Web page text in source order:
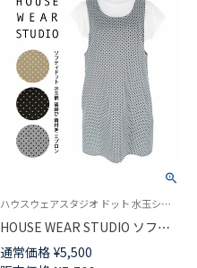
ハウスウェアスタジオ ドット 水玉シワになりにくい ポリエステル素材
HOUSE WEAR STUDIO ソフテ
ィドット ポリエステル100％水
玉柄 後結び 背付き レディース
通常価格 ¥5,500